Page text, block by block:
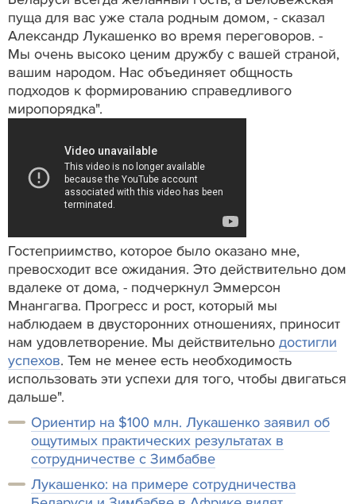
пуща для вас уже стала родным домом, - сказал
Александр Лукашенко во время переговоров. -
Мы очень высоко ценим дружбу с вашей страной,
вашим народом. Нас объединяет общность
подходов к формированию справедливого
миропорядка".
Гостеприимство, которое было оказано мне,
превосходит все ожидания. Это действительно дом
вдалеке от дома, - подчеркнул Эммерсон
Мнангагва. Прогресс и рост, который мы
наблюдаем в двусторонних отношениях, приносит
нам удовлетворение. Мы действительно достигли
успехов. Тем не менее есть необходимость
использовать эти успехи для того, чтобы двигаться
дальше".
Ориентир на $100 млн. Лукашенко заявил об
ощутимых практических результатах в
сотрудничестве с Зимбабве
Лукашенко: на примере сотрудничества